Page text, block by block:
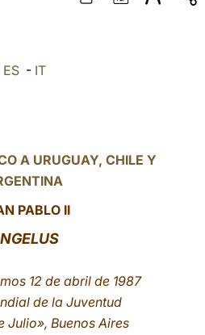
ES- IT
A URUGUAY, CHILE Y
PABLO II
12 de abril de 1987
de la Juventud
Julio», Buenos Aires